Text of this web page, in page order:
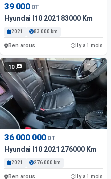
39 000 DT
Hyundai I10 2021 83000 Km
2021 83 000 km
Ben arous Il y a 1 mois
10
36 000 000 DT
Hyundai I10 2021 276000 Km
2021 276 000 km
Ben arous Il y a 1 mois